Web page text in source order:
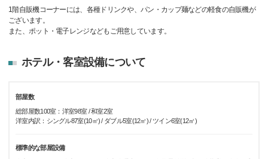
1階自販機コーナーには、各種ドリンクや、パン・カップ麺などの軽食の自販機が
ございます。
また、ポット・電子レンジなどもご用意しています。
ホテル・客室設備について
部屋数
総部屋数100室：洋室98室 / 和室2室
洋室内訳：シングル87室(10㎡) / ダブル5室(12㎡) / ツイン6室(12㎡)
標準的な部屋設備